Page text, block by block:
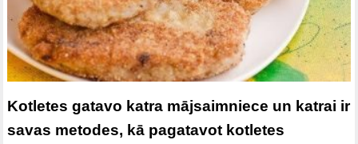
Kotletes gatavo katra mājsaimniece un katrai ir
savas metodes, kā pagatavot kotletes